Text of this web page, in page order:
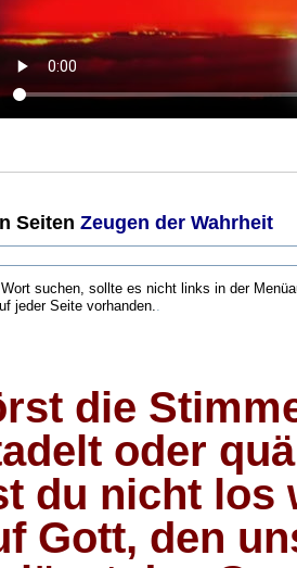
Seiten Zeugen der Wahrheit
suchen, sollte es nicht links in der
jeder Seite vorhanden.
die
oder
du nicht los
Gott, den